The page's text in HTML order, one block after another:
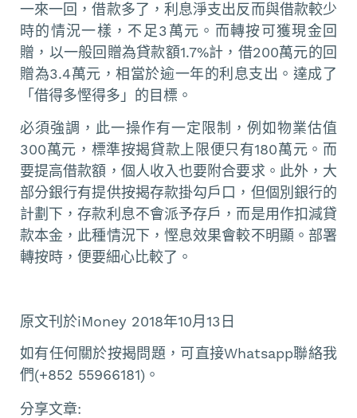
一來一回，借款多了，利息淨支出反而與借款較少
時的情況一樣，不足3萬元。而轉按可獲現金回
贈，以一般回贈為貸款額1.7%計，借200萬元的回
贈為3.4萬元，相當於逾一年的利息支出。達成了
「借得多慳得多」的目標。
必須強調，此一操作有一定限制，例如物業估值
300萬元，標準按揭貸款上限便只有180萬元。而
要提高借款額，個人收入也要附合要求。此外，大
部分銀行有提供按揭存款掛勾戶口，但個別銀行的
計劃下，存款利息不會派予存戶，而是用作扣減貸
款本金，此種情況下，慳息效果會較不明顯。部署
轉按時，便要細心比較了。
原文刊於iMoney 2018年10月13日
如有任何關於按揭問題，可直接Whatsapp聯絡我
們(+852 55966181)。
分享文章: